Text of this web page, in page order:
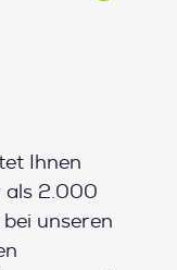
Ihnen
als 2.000
unseren